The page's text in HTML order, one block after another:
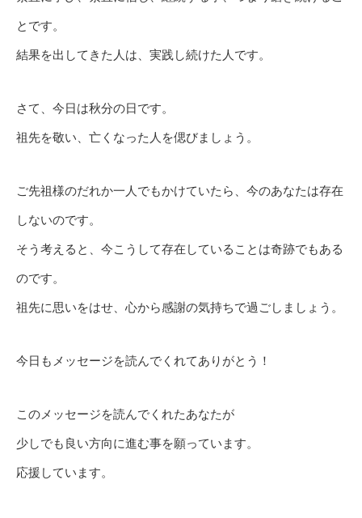
とです。
結果を出してきた人は、実践し続けた人です。
さて、今日は秋分の日です。
祖先を敬い、亡くなった人を偲びましょう。
ご先祖様のだれか一人でもかけていたら、今のあなたは存在
しないのです。
そう考えると、今こうして存在していることは奇跡でもある
のです。
祖先に思いをはせ、心から感謝の気持ちで過ごしましょう。
今日もメッセージを読んでくれてありがとう！
このメッセージを読んでくれたあなたが
少しでも良い方向に進む事を願っています。
応援しています。